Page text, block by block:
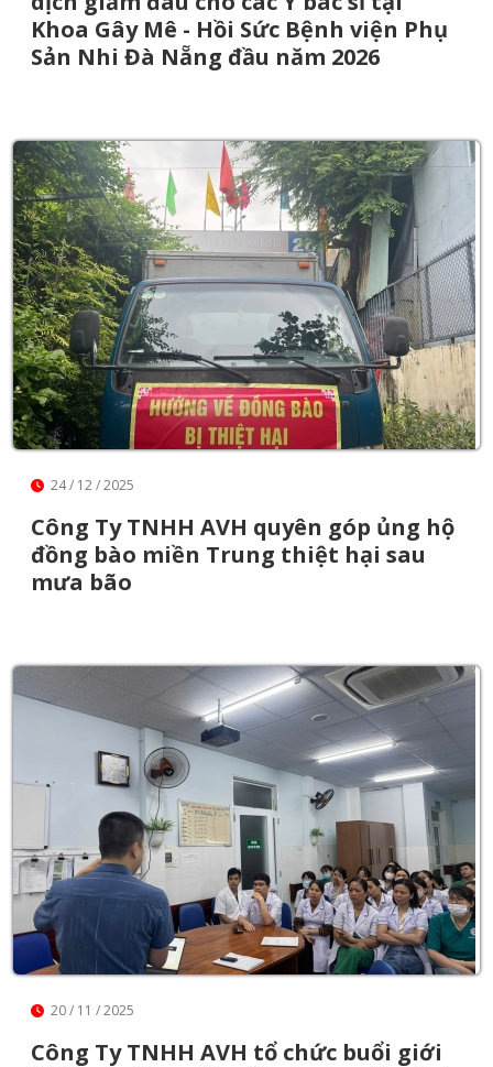
Khoa Gây Mê - Hồi Sức Bệnh viện Phụ
Sản Nhi Đà Nẵng đầu năm 2026
24 / 12 / 2025
Công Ty TNHH AVH quyên góp ủng hộ
đồng bào miền Trung thiệt hại sau
mưa bão
20 / 11 / 2025
Công Ty TNHH AVH tổ chức buổi giới